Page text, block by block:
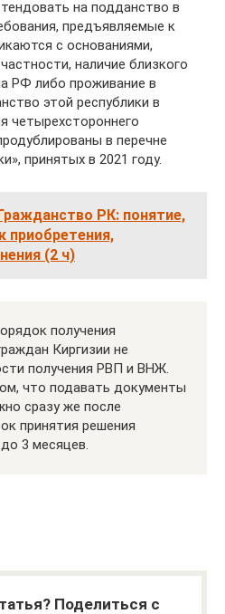
на подданство в
предъявляемые к
с основаниями,
наличие близкого
РФ либо проживание в
этой республики в
четырехстороннего
в перечне
принятых в 2021 году.
РК: понятие,
приобретения,
(2 ч)
получения
Киргизии не
получения РВП и ВНЖ.
что подавать документы
сразу же после
принятия решения
3 месяцев.
Поделиться с